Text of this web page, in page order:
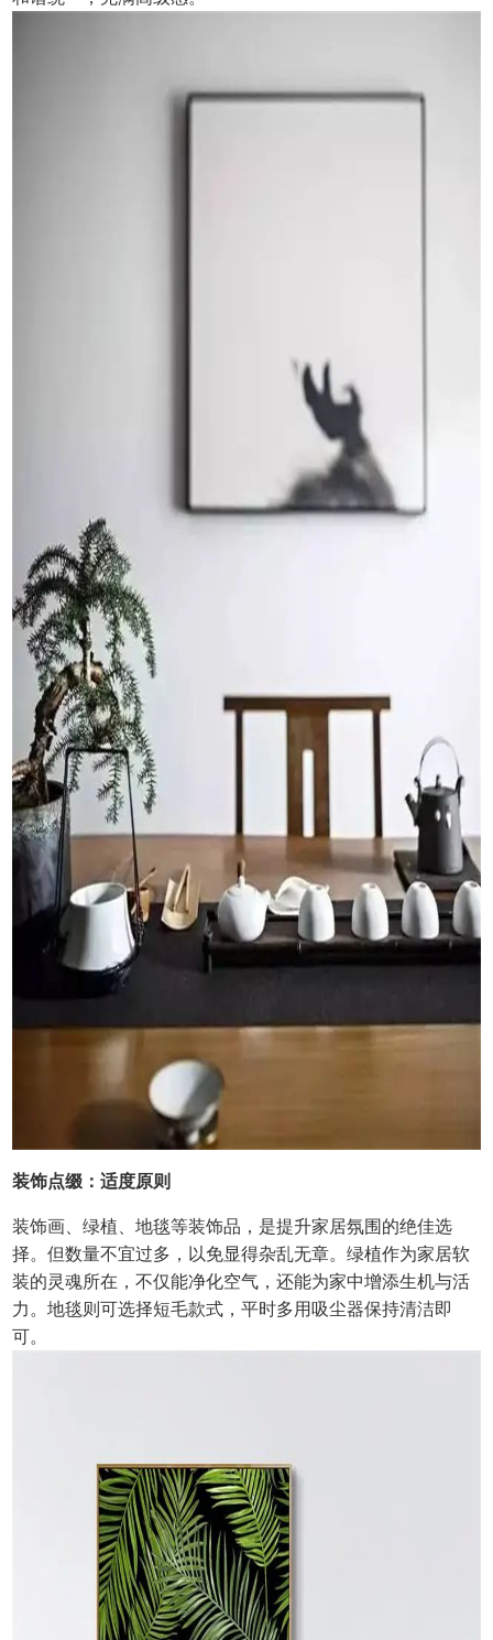
装饰点缀：适度原则
装饰画、绿植、地毯等装饰品，是提升家居氛围的绝佳选
择。但数量不宜过多，以免显得杂乱无章。绿植作为家居软
装的灵魂所在，不仅能净化空气，还能为家中增添生机与活
力。地毯则可选择短毛款式，平时多用吸尘器保持清洁即
可。